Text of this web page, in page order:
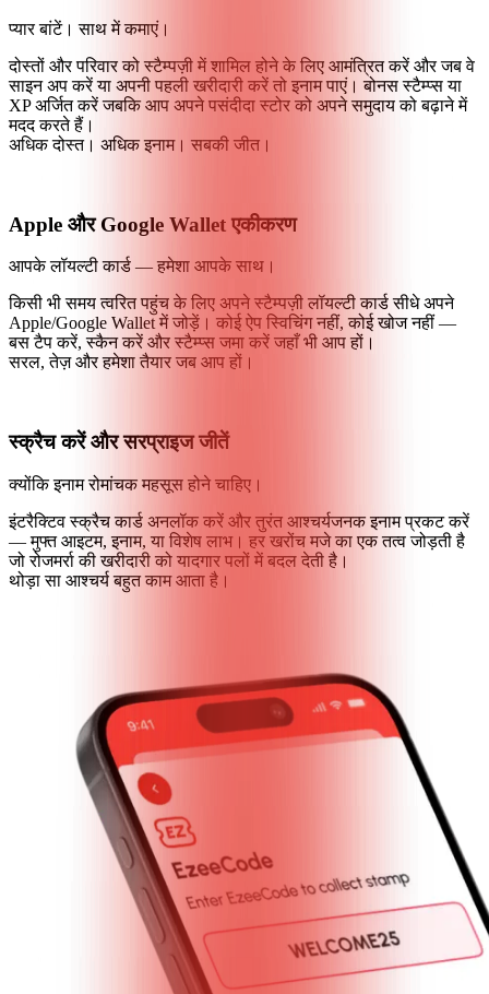
प्यार बांटें। साथ में कमाएं।
दोस्तों और परिवार को स्टैम्पज़ी में शामिल होने के लिए आमंत्रित करें और जब वे
साइन अप करें या अपनी पहली खरीदारी करें तो इनाम पाएं। बोनस स्टैम्प्स या
XP अर्जित करें जबकि आप अपने पसंदीदा स्टोर को अपने समुदाय को बढ़ाने में
मदद करते हैं।
अधिक दोस्त। अधिक इनाम। सबकी जीत।
Apple और Google Wallet एकीकरण
आपके लॉयल्टी कार्ड — हमेशा आपके साथ।
किसी भी समय त्वरित पहुंच के लिए अपने स्टैम्पज़ी लॉयल्टी कार्ड सीधे अपने
Apple/Google Wallet में जोड़ें। कोई ऐप स्विचिंग नहीं, कोई खोज नहीं —
बस टैप करें, स्कैन करें और स्टैम्प्स जमा करें जहाँ भी आप हों।
सरल, तेज़ और हमेशा तैयार जब आप हों।
स्क्रैच करें और सरप्राइज जीतें
क्योंकि इनाम रोमांचक महसूस होने चाहिए।
इंटरैक्टिव स्क्रैच कार्ड अनलॉक करें और तुरंत आश्चर्यजनक इनाम प्रकट करें
— मुफ्त आइटम, इनाम, या विशेष लाभ। हर खरोंच मजे का एक तत्व जोड़ती है
जो रोजमर्रा की खरीदारी को यादगार पलों में बदल देती है।
थोड़ा सा आश्चर्य बहुत काम आता है।